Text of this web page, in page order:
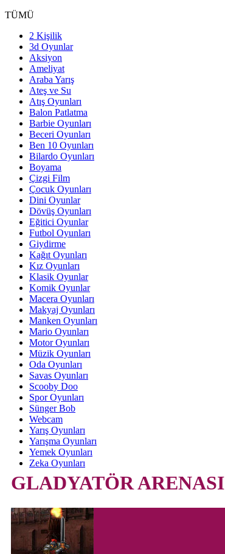
TÜMÜ
2 Kişilik
3d Oyunlar
Aksiyon
Ameliyat
Araba Yarış
Ateş ve Su
Atış Oyunları
Balon Patlatma
Barbie Oyunları
Beceri Oyunları
Ben 10 Oyunları
Bilardo Oyunları
Boyama
Çizgi Film
Çocuk Oyunları
Dini Oyunlar
Dövüş Oyunları
Eğitici Oyunlar
Futbol Oyunları
Giydirme
Kağıt Oyunları
Kız Oyunları
Klasik Oyunlar
Komik Oyunlar
Macera Oyunları
Makyaj Oyunları
Manken Oyunları
Mario Oyunları
Motor Oyunları
Müzik Oyunları
Oda Oyunları
Savas Oyunları
Scooby Doo
Spor Oyunları
Sünger Bob
Webcam
Yarış Oyunları
Yarışma Oyunları
Yemek Oyunları
Zeka Oyunları
GLADYATÖR ARENASI